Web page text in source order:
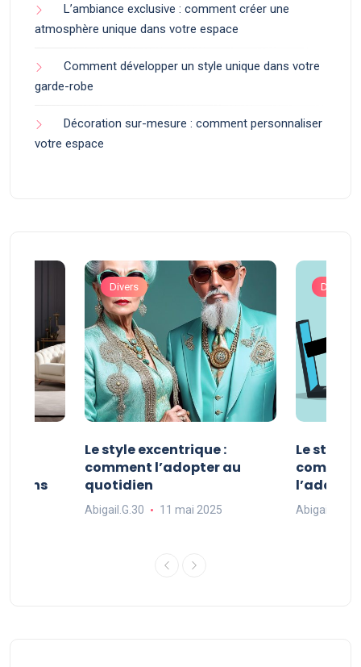
L’ambiance exclusive : comment créer une
atmosphère unique dans votre espace
Comment développer un style unique dans votre
garde-robe
Décoration sur-mesure : comment personnaliser
votre espace
dans
Divers
Le style excentrique :
comment l’adopter au
quotidien
Abigail.G.30 11 mai 2025
Divers
Le style
Abigail.G.30